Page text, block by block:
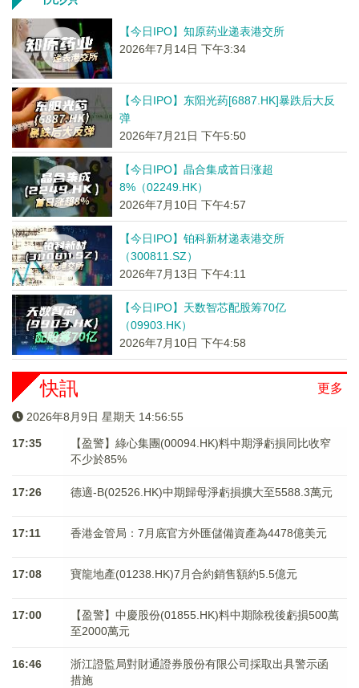
【今日IPO】知原药业递表港交所
2026年7月14日 下午3:34
【今日IPO】东阳光药[6887.HK]暴跌后大反
弹
2026年7月21日 下午5:50
【今日IPO】晶合集成首日涨超
8%（02249.HK）
2026年7月10日 下午4:57
【今日IPO】铂科新材递表港交所
（300811.SZ）
2026年7月13日 下午4:11
【今日IPO】天数智芯配股筹70亿
（09903.HK）
2026年7月10日 下午4:58
更多
快訊
2026年8月9日 星期天 14:56:55
17:35
【盈警】綠心集團(00094.HK)料中期淨虧損同比收窄
不少於85%
17:26 德適-B(02526.HK)中期歸母淨虧損擴大至5588.3萬元
17:11 香港金管局：7月底官方外匯儲備資產為4478億美元
17:08 寶龍地產(01238.HK)7月合約銷售額約5.5億元
17:00
【盈警】中慶股份(01855.HK)料中期除稅後虧損500萬
至2000萬元
16:46
浙江證監局對財通證券股份有限公司採取出具警示函
措施